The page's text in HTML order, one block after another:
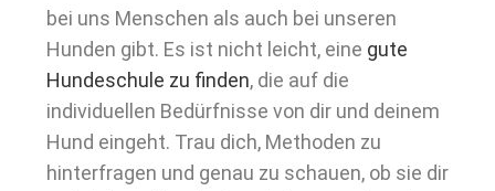
bei uns Menschen als auch bei unseren
Hunden gibt. Es ist nicht leicht, eine gute
Hundeschule zu finden, die auf die
individuellen Bedürfnisse von dir und deinem
Hund eingeht. Trau dich, Methoden zu
hinterfragen und genau zu schauen, ob sie dir